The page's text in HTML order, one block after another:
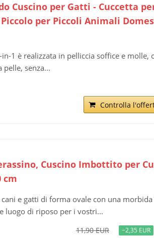
Cuscino per Gatti - Cuccetta
per Piccoli Animali
1 è realizzata in pelliccia soffice e molle,
senza...
Controlla
Cuscino Imbottito per
cm
cani e gatti di forma ovale con una
luogo di riposo per i vostri...
11,90 EUR −2,35 EUR